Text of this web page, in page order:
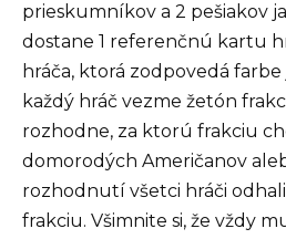
prieskumníkov a 2 pešiakov
dostane 1 referenčnú kartu
hráča, ktorá zodpovedá farbe
každý hráč vezme žetón
rozhodne, za ktorú frakciu
domorodých Američanov
rozhodnutí všetci hráči
frakciu. Všimnite si, že vždy